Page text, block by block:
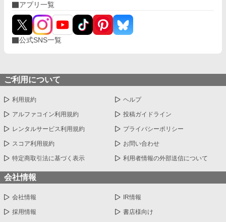
アプリ一覧
公式SNS一覧
ご利用について
利用規約 ヘルプ
アルファコイン利用規約 投稿ガイドライン
レンタルサービス利用規約 プライバシーポリシー
スコア利用規約 お問い合わせ
特定商取引法に基づく表示 利用者情報の外部送信について
会社情報
会社情報 IR情報
採用情報 書店様向け